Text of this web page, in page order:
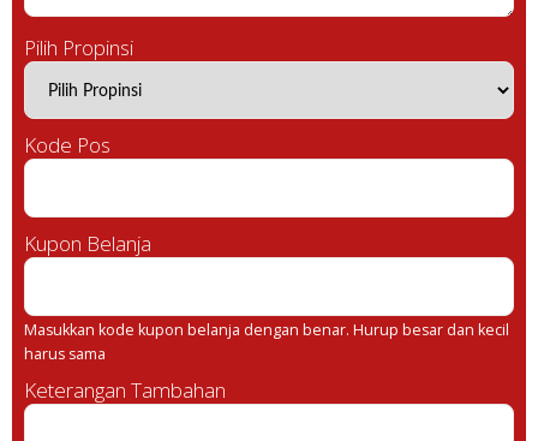
Pilih Propinsi
Kode Pos
Kupon Belanja
Masukkan kode kupon belanja dengan benar. Hurup besar dan kecil
harus sama
Keterangan Tambahan